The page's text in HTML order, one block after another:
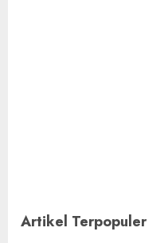
Artikel Terpopuler